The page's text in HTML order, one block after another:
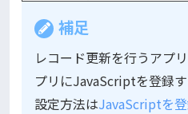
補足
レコード更新を行うアプ
プリにJavaScriptを登録す
設定方法はJavaScriptを